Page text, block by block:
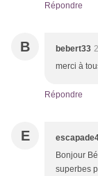
Répondre
B bebert33
merci à
Répondre
E
Bonjour
superbes